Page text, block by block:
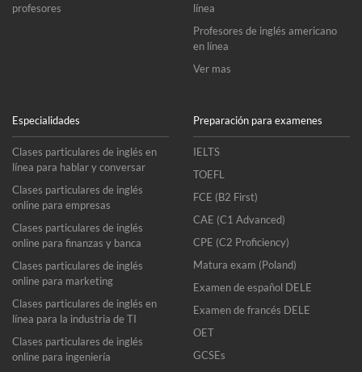
profesores
línea
Profesores de inglés americano
en línea
Ver mas
Especialidades
Clases particulares de inglés en
línea para hablar y conversar
Clases particulares de inglés
online para empresas
Clases particulares de inglés
online para finanzas y banca
Clases particulares de inglés
online para marketing
Clases particulares de inglés en
línea para la industria de TI
Clases particulares de inglés
online para ingeniería
Preparación para examenes
IELTS
TOEFL
FCE (B2 First)
CAE (C1 Advanced)
CPE (C2 Proficiency)
Matura exam (Poland)
Examen de español DELE
Examen de francés DELE
OET
GCSEs